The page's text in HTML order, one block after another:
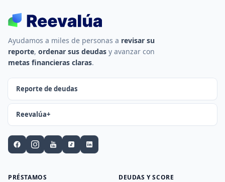
Ayudamos a miles de personas a revisar su
reporte, ordenar sus deudas y avanzar con
metas financieras claras.
Reporte de deudas
Reevalúa+
PRÉSTAMOS DEUDAS Y SCORE